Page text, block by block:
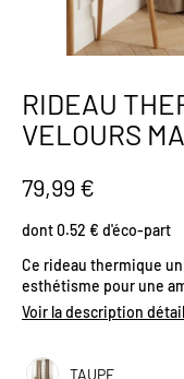
Passer
au
début
la
Galerie
d’images
RIDEAU
VELOURS
79,99 €
dont 0.52 € d'éco-part
Ce rideau thermique
esthétisme pour une
en polaire agit comme
hiver et la chaleur en
vieillissantes, il
Voir la description
TAUPE